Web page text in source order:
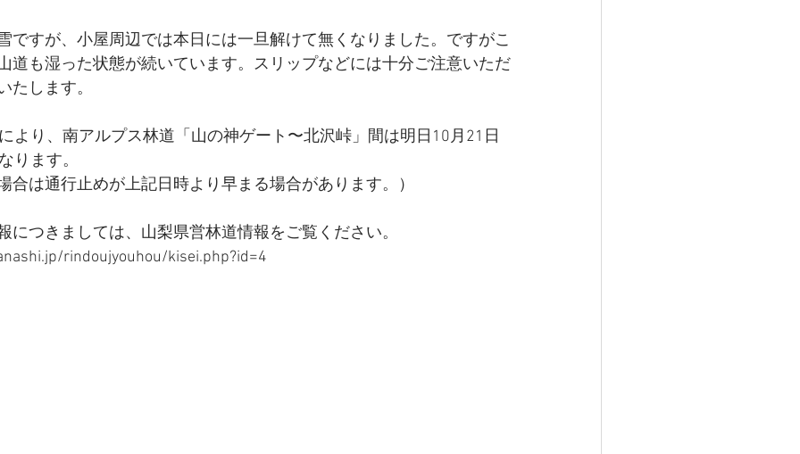
ですが、小屋周辺では本日には一旦解けて無くなりました。ですがこ
道も湿った状態が続いています。スリップなどには十分ご注意いただ
たします。
より、南アルプス林道「山の神ゲート〜北沢峠」間は明日10月21日
ります。
合は通行止めが上記日時より早まる場合があります。）
につきましては、山梨県営林道情報をご覧ください。
rindoujyouhou/kisei.php?id=4